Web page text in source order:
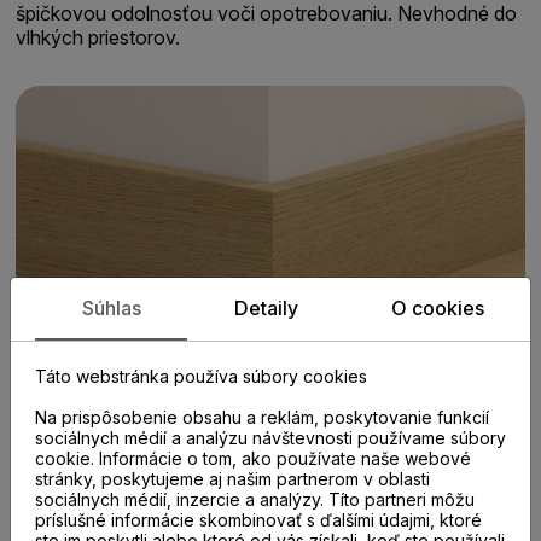
špičkovou odolnosťou voči opotrebovaniu. Nevhodné do
vlhkých priestorov.
Súhlas Detaily O cookies
Táto webstránka používa súbory cookies
Na prispôsobenie obsahu a reklám, poskytovanie funkcií
sociálnych médií a analýzu návštevnosti používame súbory
cookie. Informácie o tom, ako používate naše webové
stránky, poskytujeme aj našim partnerom v oblasti
sociálnych médií, inzercie a analýzy. Títo partneri môžu
príslušné informácie skombinovať s ďalšími údajmi, ktoré